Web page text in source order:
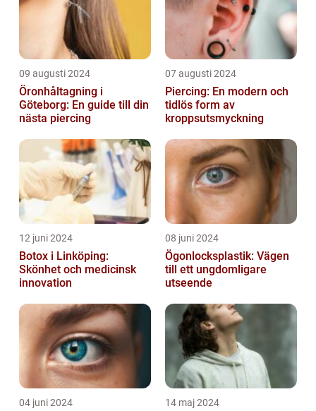
09 augusti 2024
Öronhåltagning i
Göteborg: En guide till din
nästa piercing
07 augusti 2024
Piercing: En modern och
tidlös form av
kroppsutsmyckning
12 juni 2024
Botox i Linköping:
Skönhet och medicinsk
innovation
08 juni 2024
Ögonlocksplastik: Vägen
till ett ungdomligare
utseende
04 juni 2024 14 maj 2024